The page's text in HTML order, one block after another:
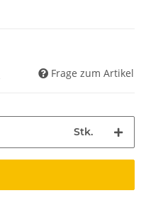
Frage zum Artikel
Stk.